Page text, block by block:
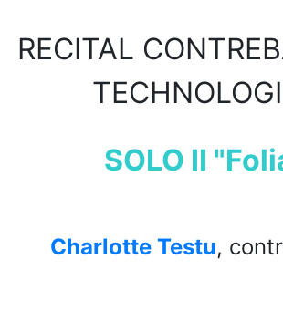
RECITAL
SOLO II
Charlotte Testu,